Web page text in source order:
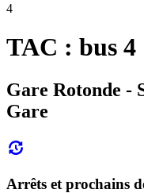
4
TAC : bus 4
Gare Rotonde -
Gare
Arrêts et prochains